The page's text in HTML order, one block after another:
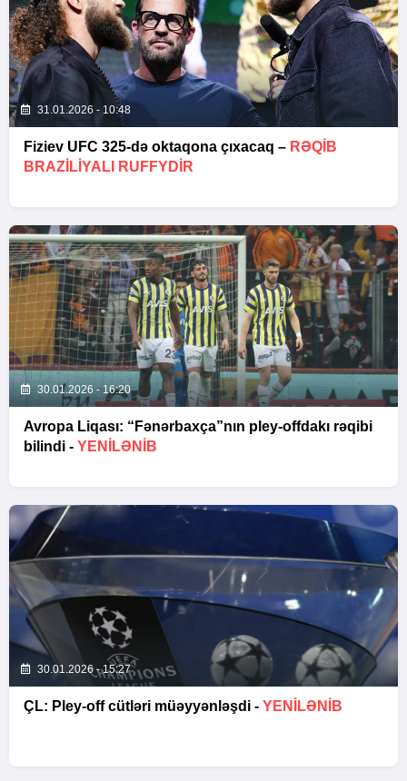
31.01.2026 - 10:48
Fiziev UFC 325-də oktaqona çıxacaq – RƏQIB
BRAZILIYALI RUFFYDIR
30.01.2026 - 16:20
Avropa Liqası: “Fənərbaxça”nın pley-offdakı rəqibi
bilindi - YENİLƏNİB
30.01.2026 - 15:27
ÇL: Pley-off cütləri müəyyənləşdi - YENİLƏNİB